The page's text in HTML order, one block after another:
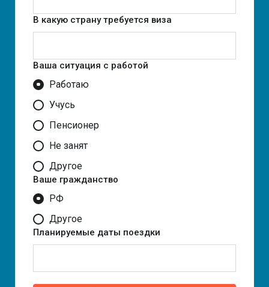
В какую страну требуется виза
Ваша ситуация с работой
Работаю
Учусь
Пенсионер
Не занят
Другое
Ваше гражданство
РФ
Другое
Планируемые даты поездки